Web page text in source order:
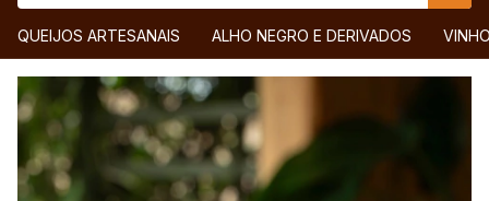
QUEIJOS ARTESANAIS ALHO NEGRO E DERIVADOS